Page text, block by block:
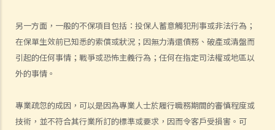
另一方面，一般的不保項目包括：投保人蓄意觸犯刑事或非法行為；
在保單生效前已知悉的索償或狀況；因無力清還債務、破產或清盤而
引起的任何事情；戰爭或恐怖主義行為；任何在指定司法權或地區以
外的事情。
專業疏忽的成因，可以是因為專業人士於履行職務期間的審慎程度或
技術，並不符合其行業所訂的標準或要求，因而令客戶受損害。可
司負責人有甚麼要求?
3. 持牌保險中介人須遵從任何專業操守守則嗎?
4. 保險業監管局有甚麼權力持牌保險中介人確保保險中介人遵從法規，
以及處理他們的不當行為?
庭或向其他認可機構投訴？法庭或其他機構有否就每項索償或投訴設立
賠償上限？